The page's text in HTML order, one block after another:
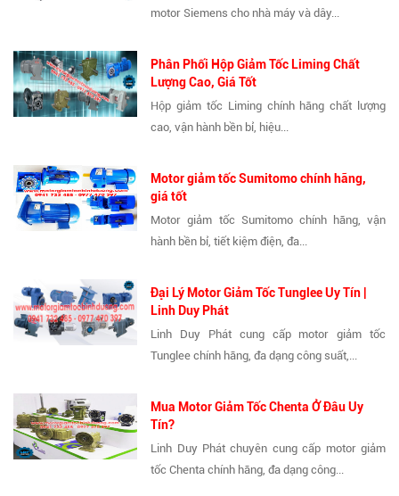
motor Siemens cho nhà máy và dây...
Phân Phối Hộp Giảm Tốc Liming Chất
Lượng Cao, Giá Tốt
Hộp giảm tốc Liming chính hãng chất lượng
cao, vận hành bền bỉ, hiệu...
Motor giảm tốc Sumitomo chính hãng,
giá tốt
Motor giảm tốc Sumitomo chính hãng, vận
hành bền bỉ, tiết kiệm điện, đa...
Đại Lý Motor Giảm Tốc Tunglee Uy Tín |
Linh Duy Phát
Linh Duy Phát cung cấp motor giảm tốc
Tunglee chính hãng, đa dạng công suất,...
Mua Motor Giảm Tốc Chenta Ở Đâu Uy
Tín?
Linh Duy Phát chuyên cung cấp motor giảm
tốc Chenta chính hãng, đa dạng công...